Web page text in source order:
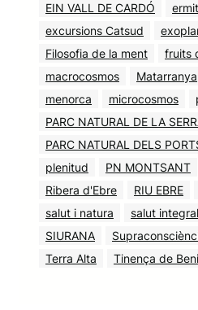
EIN VALL DE CARDÓ
excursions Catsud
Filosofia de la ment
fruits
macrocosmos
Matarranya
menorca
microcosmos
PARC NATURAL DE LA
PARC NATURAL DELS
plenitud
PN MONTSANT
Ribera d'Ebre
RIU EBRE
salut i natura
salut integral
SIURANA
Terra Alta
Tinença de